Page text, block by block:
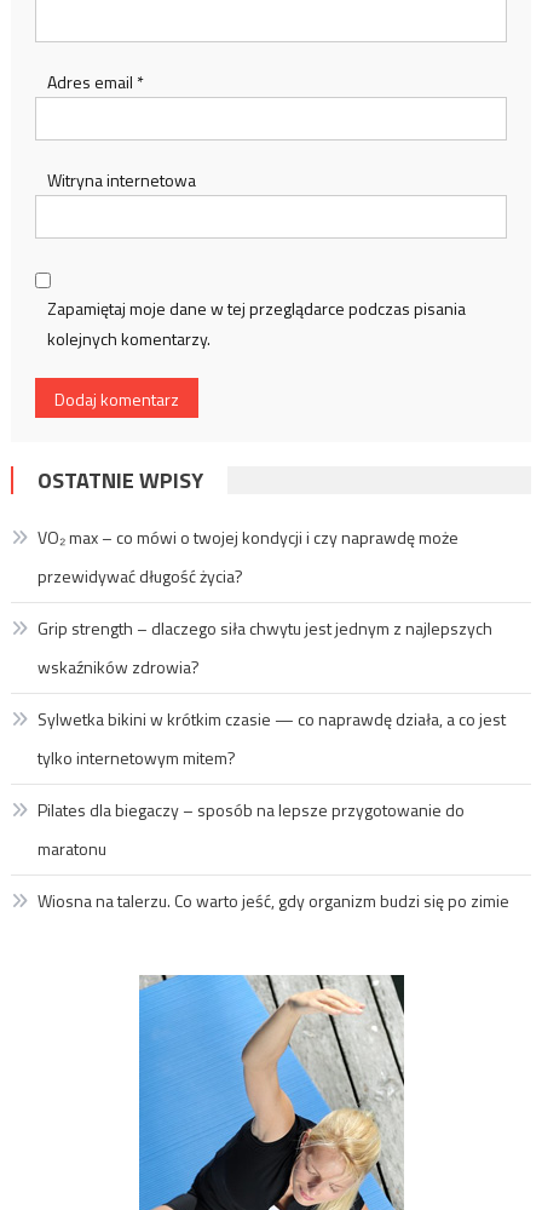
Adres email *
Witryna internetowa
Zapamiętaj moje dane w tej przeglądarce podczas pisania
kolejnych komentarzy.
OSTATNIE WPISY
VO₂ max – co mówi o twojej kondycji i czy naprawdę może
przewidywać długość życia?
Grip strength – dlaczego siła chwytu jest jednym z najlepszych
wskaźników zdrowia?
Sylwetka bikini w krótkim czasie — co naprawdę działa, a co jest
tylko internetowym mitem?
Pilates dla biegaczy – sposób na lepsze przygotowanie do
maratonu
Wiosna na talerzu. Co warto jeść, gdy organizm budzi się po zimie